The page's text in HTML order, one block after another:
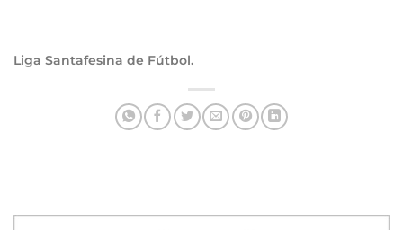
Liga Santafesina de Fútbol.